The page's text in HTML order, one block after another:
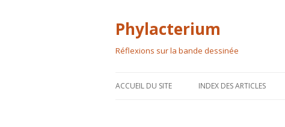
Phylacterium
Réflexions sur la bande dessinée
ACCUEIL DU SITE INDEX DES ARTICLES